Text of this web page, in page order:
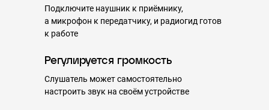
Подключите наушник к приёмнику,
а микрофон к передатчику, и радиогид готов
к работе
Регулируется громкость
Слушатель может самостоятельно
настроить звук на своём устройстве